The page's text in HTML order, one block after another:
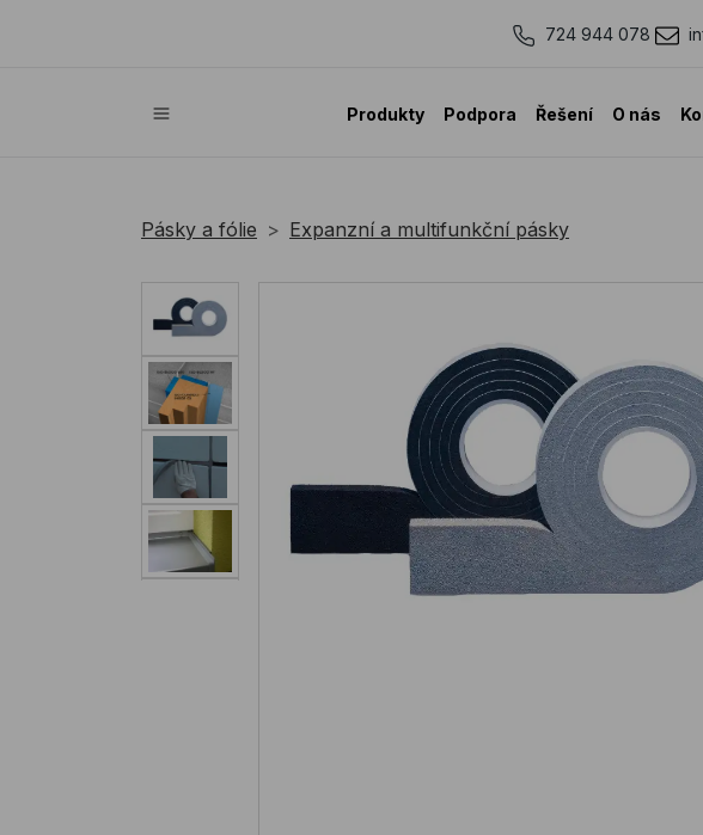
724 944 078
Produkty Podpora Řešení O nás
Pásky a fólie Expanzní a multifunkční pásky